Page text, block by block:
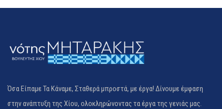
Όσα Είπαμε Τα Κάναμε, Σταθερά μπροστά, με έργα! Δίνουμε έμφαση
στην ανάπτυξη της Χίου, ολοκληρώνοντας τα έργα της γενιάς μας.